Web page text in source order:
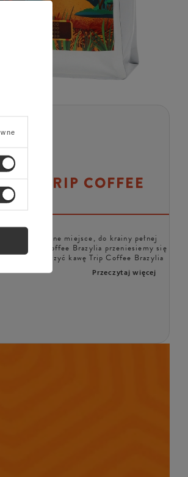
TRIP COFFEE
w zupełnie inne miejsce, do krainy pełnej
kawie Trip Coffee Brazylia przeniesiemy się
i jak zaparzyć kawę Trip Coffee Brazylia
Przeczytaj więcej